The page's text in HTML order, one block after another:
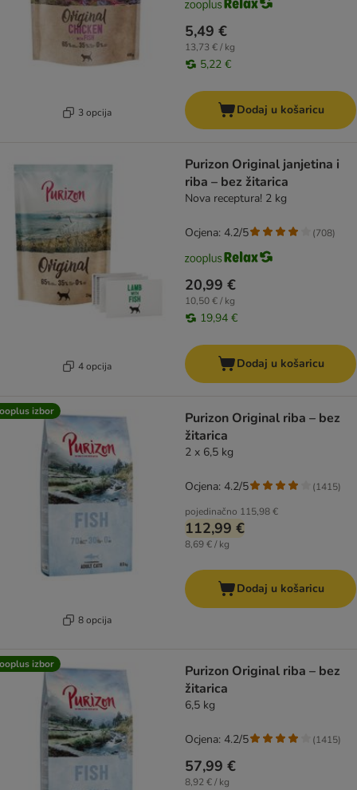
3 opcija
5,49 €
13,73 € / kg
5,22 €
Dodaj u košaricu
4 opcija
Purizon Original janjetina i
riba – bez žitarica
Nova receptura! 2 kg
20,99 €
10,50 € / kg
19,94 €
Ocjena: 4.2/5 (708)
Dodaj u košaricu
izbor
8 opcija
Purizon Original riba – bez
žitarica
2 x 6,5 kg
pojedinačno 115,98 €
112,99 €
8,69 € / kg
Ocjena: 4.2/5 (1415)
Dodaj u košaricu
izbor
Purizon Original riba – bez
žitarica
6,5 kg
57,99 €
8,92 € / kg
Ocjena: 4.2/5 (1415)